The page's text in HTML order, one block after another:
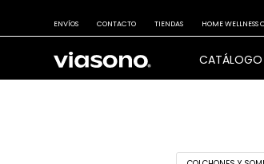
CATÁLOGO
ENVÍOS CONTACTO TIENDAS HOME WELLNESS